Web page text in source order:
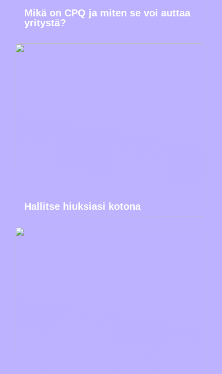
Mikä on CPQ ja miten se voi auttaa
yritystä?
Hallitse hiuksiasi kotona